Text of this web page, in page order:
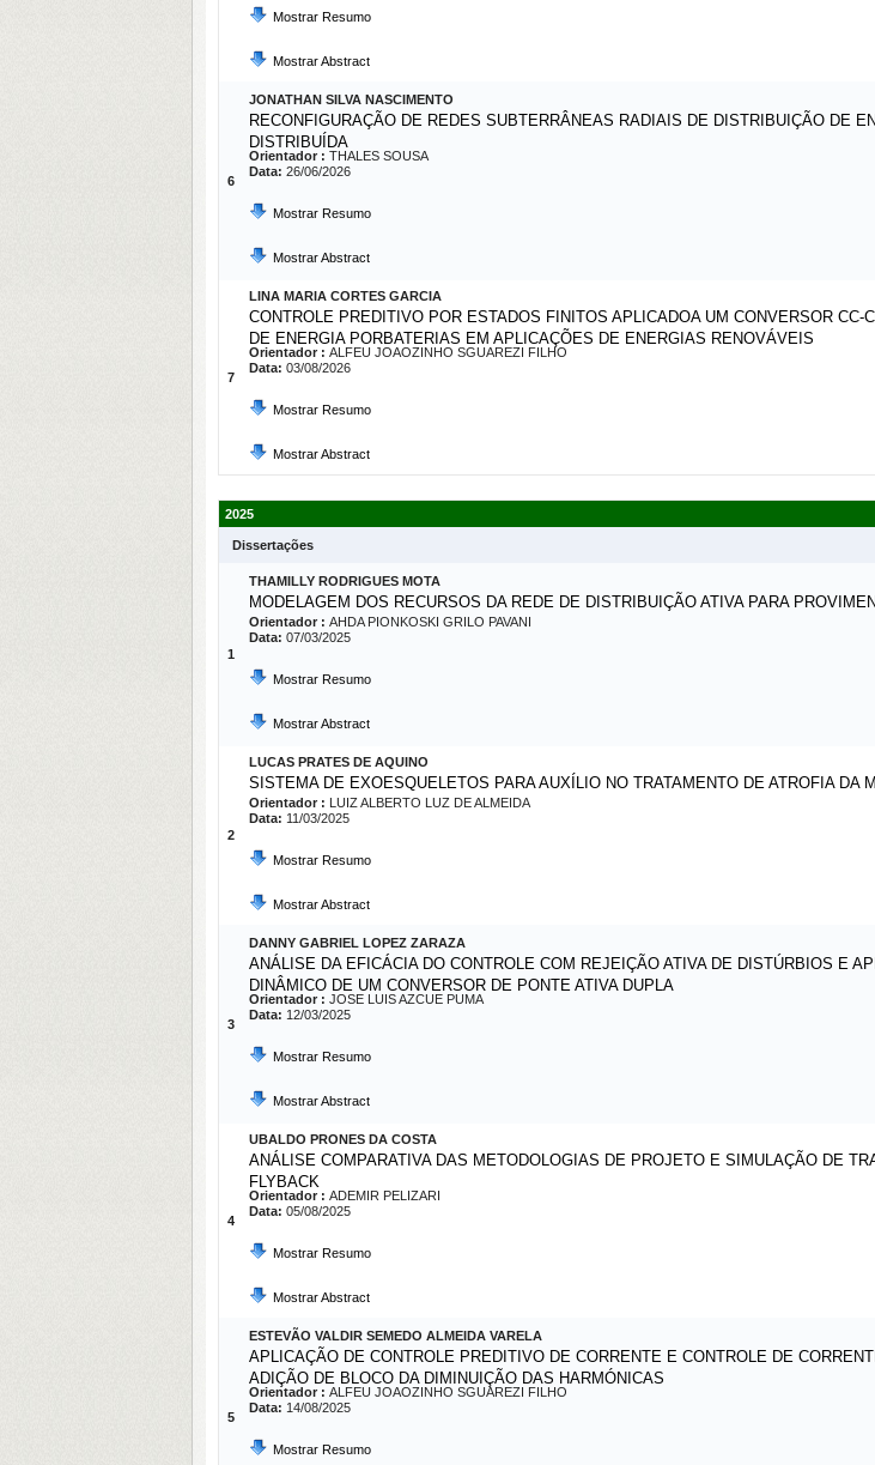
Mostrar Resumo
Mostrar Abstract
6
JONATHAN SILVA NASCIMENTO
RECONFIGURAÇÃO DE REDES SUBTERRÂNEAS RADIAIS DE DISTRIBUIÇÃO DE
DISTRIBUÍDA
Orientador : THALES SOUSA
Data: 26/06/2026
Mostrar Resumo
Mostrar Abstract
7
LINA MARIA CORTES GARCIA
CONTROLE PREDITIVO POR ESTADOS FINITOS APLICADOA UM CONVERSOR
DE ENERGIA PORBATERIAS EM APLICAÇÕES DE ENERGIAS RENOVÁVEIS
Orientador : ALFEU JOAOZINHO SGUAREZI FILHO
Data: 03/08/2026
Mostrar Resumo
Mostrar Abstract
2025
Dissertações
1
THAMILLY RODRIGUES MOTA
MODELAGEM DOS RECURSOS DA REDE DE DISTRIBUIÇÃO ATIVA PARA
Orientador : AHDA PIONKOSKI GRILO PAVANI
Data: 07/03/2025
Mostrar Resumo
Mostrar Abstract
2
LUCAS PRATES DE AQUINO
SISTEMA DE EXOESQUELETOS PARA AUXÍLIO NO TRATAMENTO DE ATROFIA DA
Orientador : LUIZ ALBERTO LUZ DE ALMEIDA
Data: 11/03/2025
Mostrar Resumo
Mostrar Abstract
3
DANNY GABRIEL LOPEZ ZARAZA
ANÁLISE DA EFICÁCIA DO CONTROLE COM REJEIÇÃO ATIVA DE DISTÚRBIOS E
DINÂMICO DE UM CONVERSOR DE PONTE ATIVA DUPLA
Orientador : JOSE LUIS AZCUE PUMA
Data: 12/03/2025
Mostrar Resumo
Mostrar Abstract
4
UBALDO PRONES DA COSTA
ANÁLISE COMPARATIVA DAS METODOLOGIAS DE PROJETO E SIMULAÇÃO DE
FLYBACK
Orientador : ADEMIR PELIZARI
Data: 05/08/2025
Mostrar Resumo
Mostrar Abstract
5
ESTEVÃO VALDIR SEMEDO ALMEIDA VARELA
APLICAÇÃO DE CONTROLE PREDITIVO DE CORRENTE E CONTROLE DE
ADIÇÃO DE BLOCO DA DIMINUIÇÃO DAS HARMÓNICAS
Orientador : ALFEU JOAOZINHO SGUAREZI FILHO
Data: 14/08/2025
Mostrar Resumo